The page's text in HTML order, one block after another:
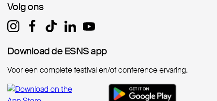
Volg ons
Volg ons
Download de ESNS app
Download de ESNS app
Voor een complete festival en/of conference ervaring.